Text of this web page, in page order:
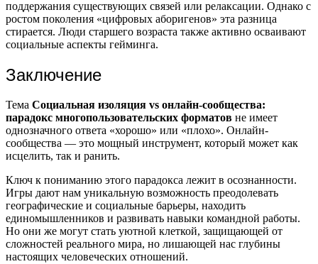
поддержания существующих связей или релаксации. Однако с
ростом поколения «цифровых аборигенов» эта разница
стирается. Люди старшего возраста также активно осваивают
социальные аспекты гейминга.
Заключение
Тема Социальная изоляция vs онлайн-сообщества:
парадокс многопользовательских форматов не имеет
однозначного ответа «хорошо» или «плохо». Онлайн-
сообщества — это мощный инструмент, который может как
исцелить, так и ранить.
Ключ к пониманию этого парадокса лежит в осознанности.
Игры дают нам уникальную возможность преодолевать
географические и социальные барьеры, находить
единомышленников и развивать навыки командной работы.
Но они же могут стать уютной клеткой, защищающей от
сложностей реального мира, но лишающей нас глубины
настоящих человеческих отношений.